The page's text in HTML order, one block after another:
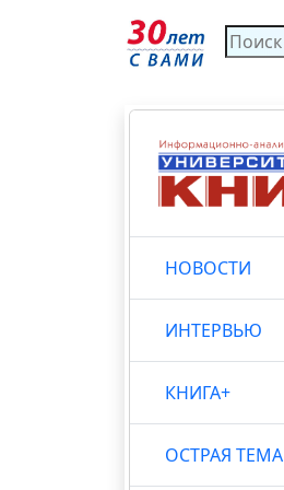
НОВОСТИ
ИНТЕРВЬЮ
КНИГА+
ОСТРАЯ ТЕМА